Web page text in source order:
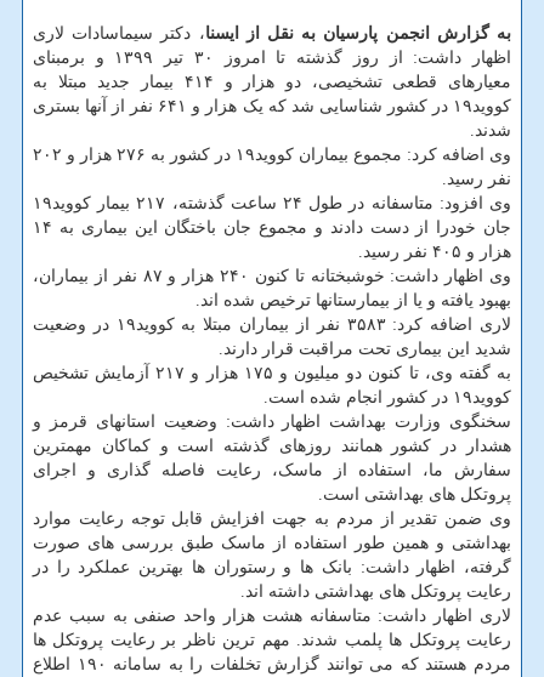
به گزارش انجمن پارسیان به نقل از ایسنا، دکتر سیماسادات لاری
اظهار داشت: از روز گذشته تا امروز ۳۰ تیر ۱۳۹۹ و برمبنای
معیارهای قطعی تشخیصی، دو هزار و ۴۱۴ بیمار جدید مبتلا به
کووید۱۹ در کشور شناسایی شد که یک هزار و ۶۴۱ نفر از آنها بستری
شدند.
وی اضافه کرد: مجموع بیماران کووید۱۹ در کشور به ۲۷۶ هزار و ۲۰۲
نفر رسید.
وی افزود: متاسفانه در طول ۲۴ ساعت گذشته، ۲۱۷ بیمار کووید۱۹
جان خودرا از دست دادند و مجموع جان باختگان این بیماری به ۱۴
هزار و ۴۰۵ نفر رسید.
وی اظهار داشت: خوشبختانه تا کنون ۲۴۰ هزار و ۸۷ نفر از بیماران،
بهبود یافته و یا از بیمارستانها ترخیص شده اند.
لاری اضافه کرد: ۳۵۸۳ نفر از بیماران مبتلا به کووید۱۹ در وضعیت
شدید این بیماری تحت مراقبت قرار دارند.
به گفته وی، تا کنون دو میلیون و ۱۷۵ هزار و ۲۱۷ آزمایش تشخیص
کووید۱۹ در کشور انجام شده است.
سخنگوی وزارت بهداشت اظهار داشت: وضعیت استانهای قرمز و
هشدار در کشور همانند روزهای گذشته است و کماکان مهمترین
سفارش ما، استفاده از ماسک، رعایت فاصله گذاری و اجرای
پروتکل های بهداشتی است.
وی ضمن تقدیر از مردم به جهت افزایش قابل توجه رعایت موارد
بهداشتی و همین طور استفاده از ماسک طبق بررسی های صورت
گرفته، اظهار داشت: بانک ها و رستوران ها بهترین عملکرد را در
رعایت پروتکل های بهداشتی داشته اند.
لاری اظهار داشت: متاسفانه هشت هزار واحد صنفی به سبب عدم
رعایت پروتکل ها پلمب شدند. مهم ترین ناظر بر رعایت پروتکل ها
مردم هستند که می توانند گزارش تخلفات را به سامانه ۱۹۰ اطلاع